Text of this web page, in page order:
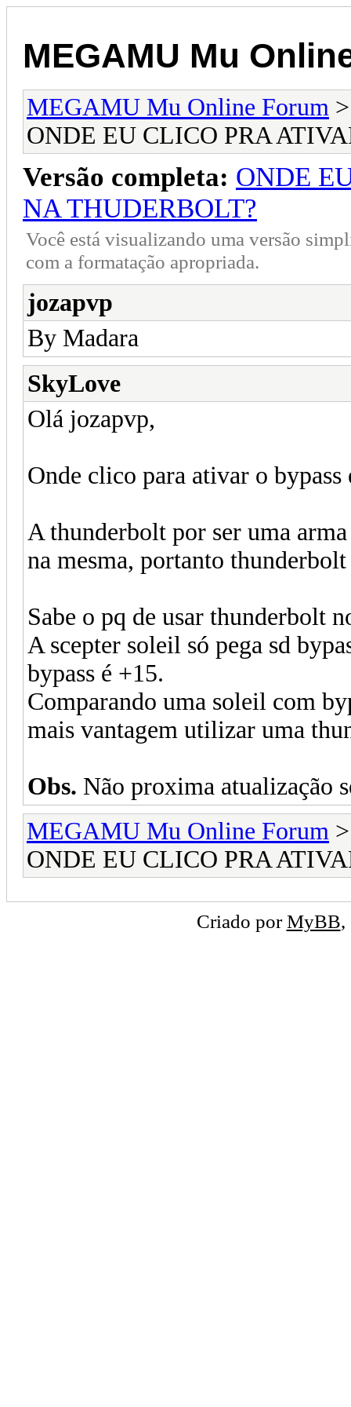
MEGAMU Mu
MEGAMU Mu Online Forum
ONDE EU CLICO PRA
Versão completa: ONDE
NA THUDERBOLT?
Você está visualizando uma versão
com a formatação apropriada.
jozapvp
By Madara
SkyLove
Olá jozapvp,
Onde clico para ativar o
A thunderbolt por ser uma
na mesma, portanto
Sabe o pq de usar thunderbolt
A scepter soleil só pega sd
bypass é +15.
Comparando uma soleil com
mais vantagem utilizar uma
Obs. Não proxima atualização
MEGAMU Mu Online Forum
ONDE EU CLICO PRA
Criado porMyBB,